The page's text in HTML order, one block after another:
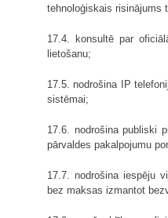
tehnoloģiskais risinājums
17.4. konsultē par
lietošanu;
17.5. nodrošina IP
sistēmai;
17.6. nodrošina publiski
pārvaldes pakalpojumu
17.7. nodrošina iespēju
bez maksas izmantot